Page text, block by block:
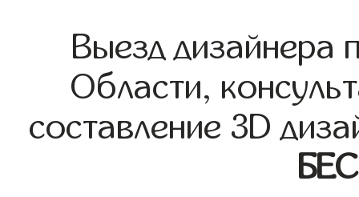
Выезд дизайнера
Области,
составление 3D